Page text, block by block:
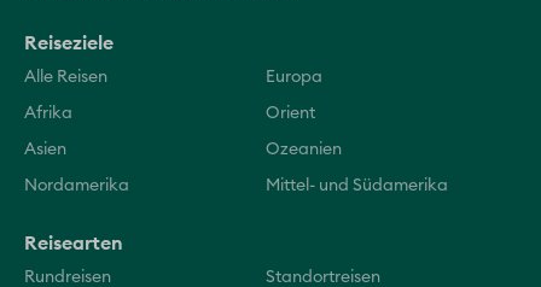
Reiseziele
Alle Reisen Europa
Afrika Orient
Asien Ozeanien
Nordamerika Mittel- und Südamerika
Reisearten
Rundreisen Standortreisen